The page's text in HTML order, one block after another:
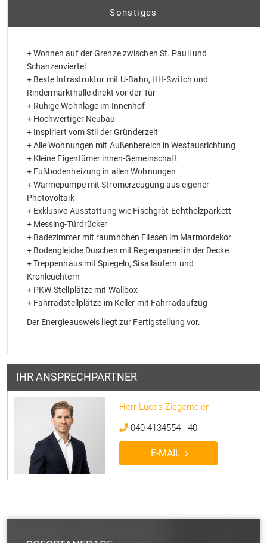
Sonstiges
+ Wohnen auf der Grenze zwischen St. Pauli und
Schanzenviertel
+ Beste Infrastruktur mit U-Bahn, HH-Switch und
Rindermarkthalle direkt vor der Tür
+ Ruhige Wohnlage im Innenhof
+ Hochwertiger Neubau
+ Inspiriert vom Stil der Gründerzeit
+ Alle Wohnungen mit Außenbereich in Westausrichtung
+ Kleine Eigentümer:innen-Gemeinschaft
+ Fußbodenheizung in allen Wohnungen
+ Wärmepumpe mit Stromerzeugung aus eigener
Photovoltaik
+ Exklusive Ausstattung wie Fischgrät-Echtholzparkett
+ Messing-Türdrücker
+ Badezimmer mit raumhohen Fliesen im Marmordekor
+ Bodengleiche Duschen mit Regenpaneel in der Decke
+ Treppenhaus mit Spiegeln, Sisalläufern und
Kronleuchtern
+ PKW-Stellplätze mit Wallbox
+ Fahrradstellplätze im Keller mit Fahrradaufzug
Der Energieausweis liegt zur Fertigstellung vor.
IHR ANSPRECHPARTNER
Herr Lucas Ziegemeier
040 4134554 - 40
E-MAIL